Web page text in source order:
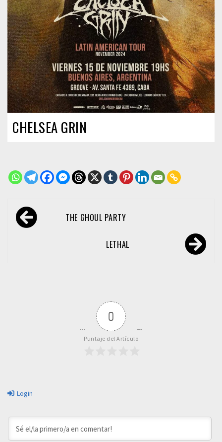
CHELSEA GRIN
Navegación
de THE GHOUL PARTY
LETHAL
0
Puntaje del Artículo
Login